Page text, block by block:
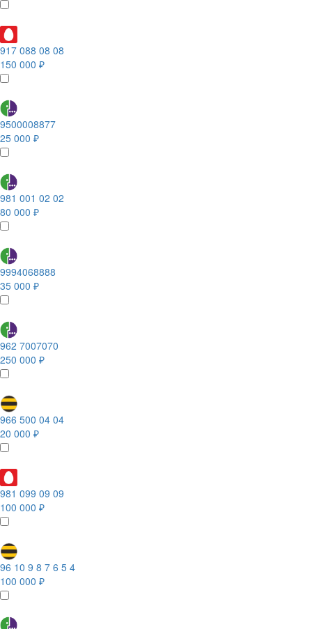
917 088 08 08
150 000 ₽
9500008877
25 000 ₽
981 001 02 02
80 000 ₽
9994068888
35 000 ₽
962 7007070
250 000 ₽
966 500 04 04
20 000 ₽
981 099 09 09
100 000 ₽
96 10 9 8 7 6 5 4
100 000 ₽